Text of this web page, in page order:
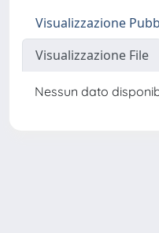
Visualizzazione
Visualizzazione File
Nessun dato